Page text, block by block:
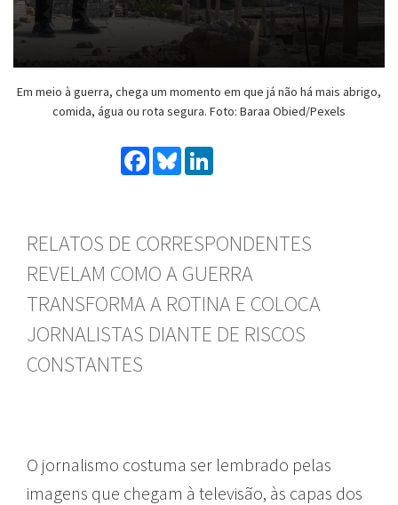
Em meio à guerra, chega um momento em que já não há mais abrigo,
comida, água ou rota segura. Foto: Baraa Obied/Pexels
Facebook
Bluesky
RELATOS DE CORRESPONDENTES
REVELAM COMO A GUERRA
TRANSFORMA A ROTINA E COLOCA
JORNALISTAS DIANTE DE RISCOS
CONSTANTES
O jornalismo costuma ser lembrado pelas
imagens que chegam à televisão, às capas dos